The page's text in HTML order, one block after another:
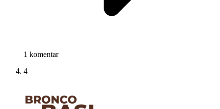
1 komentar
4